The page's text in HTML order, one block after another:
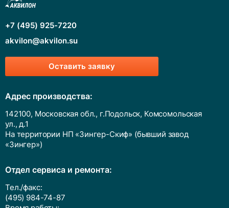
Оставить заявку
+7 (495) 925-7220
akvilon@akvilon.su
Адрес производства:
142100, Московская обл., г.Подольск, Комсомольская
ул., д.1
На территории НП «Зингер-Скиф» (бывший завод
«Зингер»)
Отдел сервиса и ремонта:
Тел./факс:
(495) 984-74-87